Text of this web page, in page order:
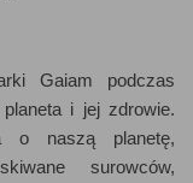
Gaiam podczas
i jej zdrowie.
naszą planetę,
surowców,